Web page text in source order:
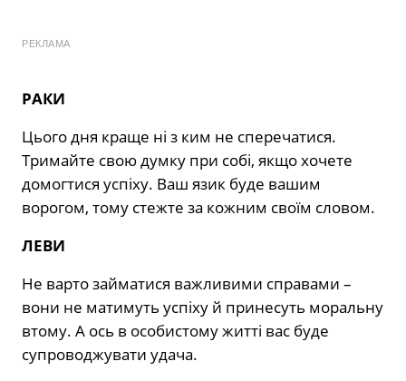
РЕКЛАМА
РАКИ
Цього дня краще ні з ким не сперечатися.
Тримайте свою думку при собі, якщо хочете
домогтися успіху. Ваш язик буде вашим
ворогом, тому стежте за кожним своїм словом.
ЛЕВИ
Не варто займатися важливими справами –
вони не матимуть успіху й принесуть моральну
втому. А ось в особистому житті вас буде
супроводжувати удача.